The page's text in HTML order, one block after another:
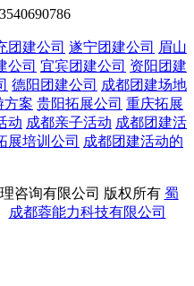
团建公司 遂宁团建公司 眉山
公司 宜宾团建公司 资阳团建
德阳团建公司 成都团建场地
方案 贵阳拓展公司 重庆拓展
动 成都亲子活动 成都团建活
展培训公司 成都团建活动的
咨询有限公司 版权所有 蜀
成都蓉能力科技有限公司